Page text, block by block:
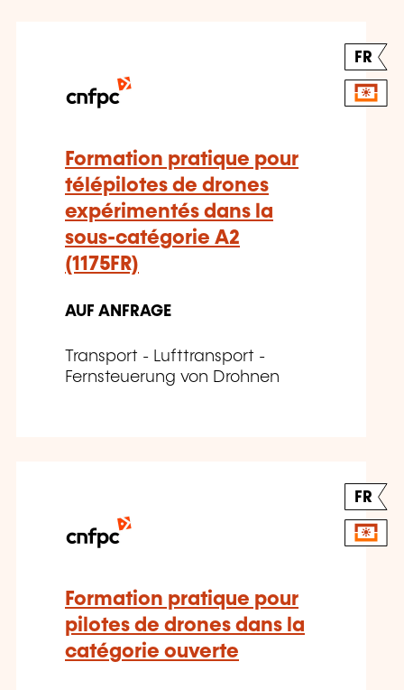
FR
Formation pratique pour
télépilotes de drones
expérimentés dans la
sous-catégorie A2
(1175FR)
AUF ANFRAGE
Transport - Lufttransport -
Fernsteuerung von Drohnen
FR
Formation pratique pour
pilotes de drones dans la
catégorie ouverte